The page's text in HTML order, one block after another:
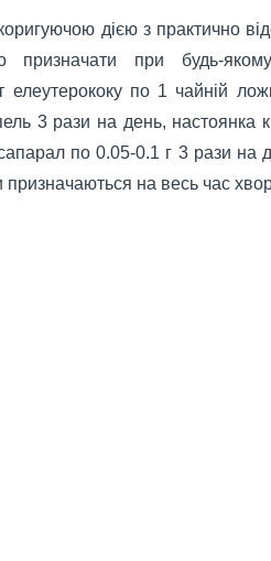
дією з практично
призначати при будь-якому
елеутерококу по 1 чайній
3 рази на день, настоянка
по 0.05-0.1 г 3 рази на
призначаються на весь час